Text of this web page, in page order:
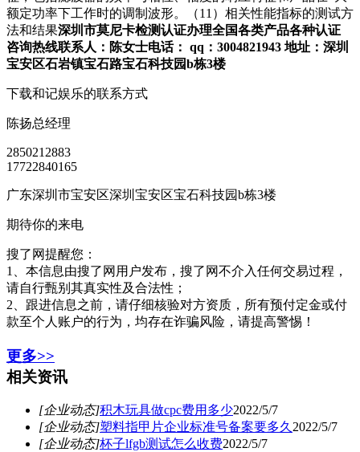
额定功率下工作时的调制波形。（11）相关性能指标的测试方
法和结果深圳市莫尼卡检测认证办理全国各类产品各种认证
咨询热线联系人：陈女士电话： qq：3004821943 地址：深圳
宝安区石岩镇宝石路宝石科技园b栋3楼
下载和记娱乐的联系方式
陈扬总经理
2850212883
17722840165
广东深圳市宝安区深圳宝安区宝石科技园b栋3楼
期待你的来电
搜了网提醒您：
1、本信息由搜了网用户发布，搜了网不介入任何交易过程，
请自行甄别其真实性及合法性；
2、跟进信息之前，请仔细核验对方资质，所有预付定金或付
款至个人账户的行为，均存在诈骗风险，请提高警惕！
更多>>
相关资讯
[企业动态]积木玩具做cpc费用多少2022/5/7
[企业动态]塑料指甲片企业标准号备案要多久2022/5/7
[企业动态]杯子lfgb测试怎么收费2022/5/7